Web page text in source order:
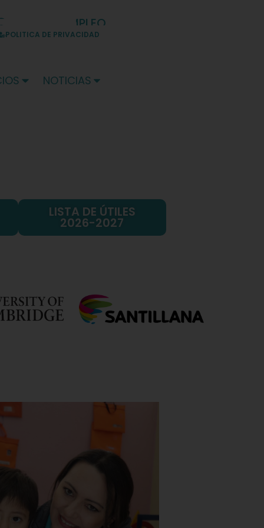
BOLSA DE EMPLEO
TARIFAS
POLITICA DE PRIVACIDAD
NOTICIAS
LISTA DE ÚTILES
2026-2027